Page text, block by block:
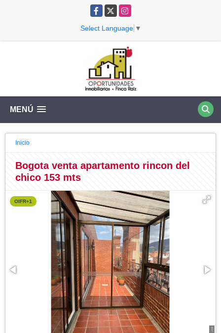
Facebook
X Instagram
Select Language ▼
MENÚ
Inicio
Bogota venta apartamento rincon del
chico 153 mts
OIFR+1